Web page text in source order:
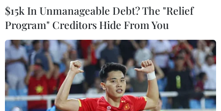
Sang hiệp 2, kịch bản không thay đổi...
$15k In Unmanageable Debt? The "Relief
Program" Creditors Hide From You